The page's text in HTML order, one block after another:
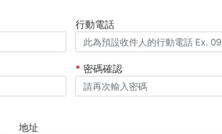
行動電話
* 密碼確認
地址